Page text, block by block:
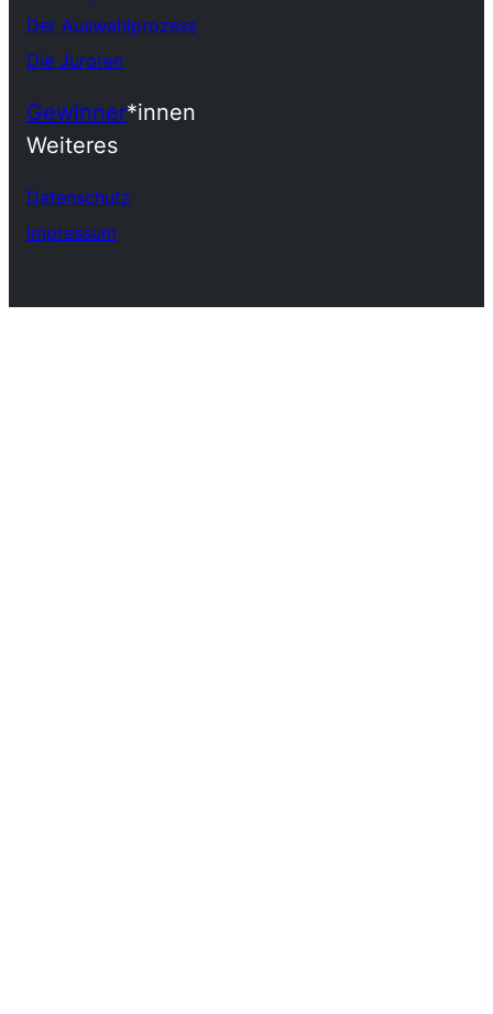
Der Auswahlprozess
Die Juroren
Gewinner*innen
Weiteres
Datenschutz
Impressum